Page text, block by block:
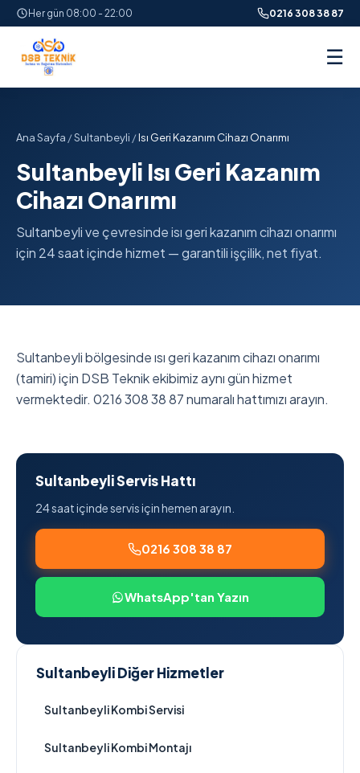
Her gün 08:00 - 22:00 0216 308 38 87
☰
Ana Sayfa /Sultanbeyli /Isı Geri Kazanım Cihazı Onarımı
Sultanbeyli Isı Geri Kazanım
Cihazı Onarımı
Sultanbeyli ve çevresinde isı geri kazanım cihazı onarımı
için 24 saat içinde hizmet — garantili işçilik, net fiyat.
Sultanbeyli bölgesinde ısı geri kazanım cihazı onarımı
(tamiri) için DSB Teknik ekibimiz aynı gün hizmet
vermektedir. 0216 308 38 87 numaralı hattımızı arayın.
Sultanbeyli Servis Hattı
24 saat içinde servis için hemen arayın.
0216 308 38 87
WhatsApp'tan Yazın
Sultanbeyli Diğer Hizmetler
Sultanbeyli Kombi Servisi
Sultanbeyli Kombi Montajı